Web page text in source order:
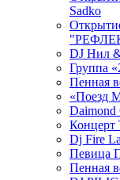
Sadko
DJ Нил
Группа
Пенная
«Поезд
Daimond
Концерт
Dj Fire
Певица
Пенная